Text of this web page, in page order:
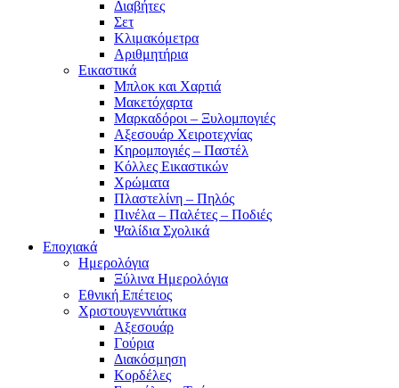
Διαβήτες
Σετ
Κλιμακόμετρα
Αριθμητήρια
Εικαστικά
Μπλοκ και Χαρτιά
Μακετόχαρτα
Μαρκαδόροι – Ξυλομπογιές
Αξεσουάρ Χειροτεχνίας
Κηρομπογιές – Παστέλ
Κόλλες Εικαστικών
Χρώματα
Πλαστελίνη – Πηλός
Πινέλα – Παλέτες – Ποδιές
Ψαλίδια Σχολικά
Εποχιακά
Ημερολόγια
Ξύλινα Ημερολόγια
Εθνική Επέτειος
Χριστουγεννιάτικα
Αξεσουάρ
Γούρια
Διακόσμηση
Κορδέλες